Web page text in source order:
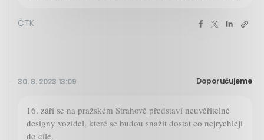
ČTK
30. 8. 2023 13:09 Doporučujeme
16. září se na pražském Strahově představí neuvěřitelné
designy vozidel, které se budou snažit dostat co nejrychleji
do cíle.